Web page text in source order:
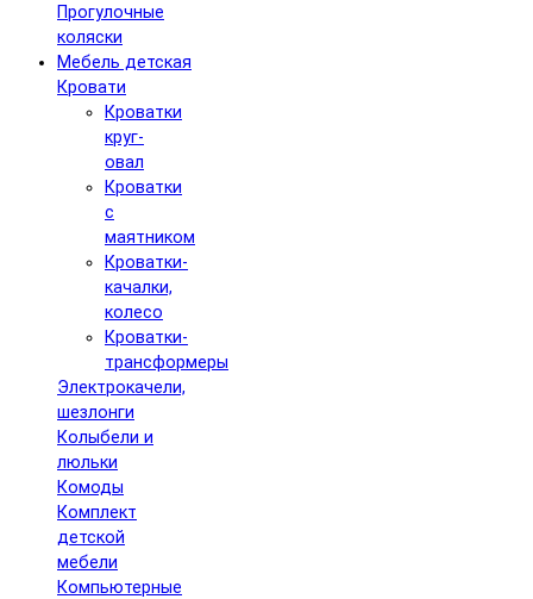
Прогулочные
коляски
Мебель детская
Кровати
Кроватки
круг-
овал
Кроватки
с
маятником
Кроватки-
качалки,
колесо
Кроватки-
трансформеры
Электрокачели,
шезлонги
Колыбели и
люльки
Комоды
Комплект
детской
мебели
Компьютерные